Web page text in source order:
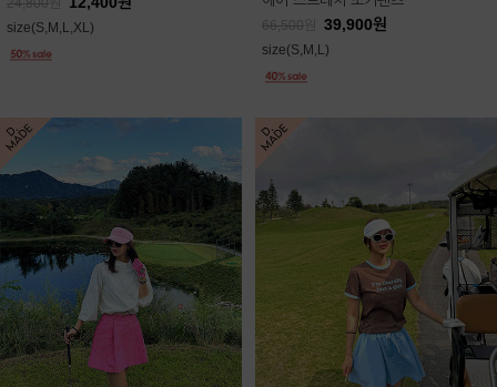
24,800
size(S,M,L,XL) 66,500 39,900원
size(S,M,L)